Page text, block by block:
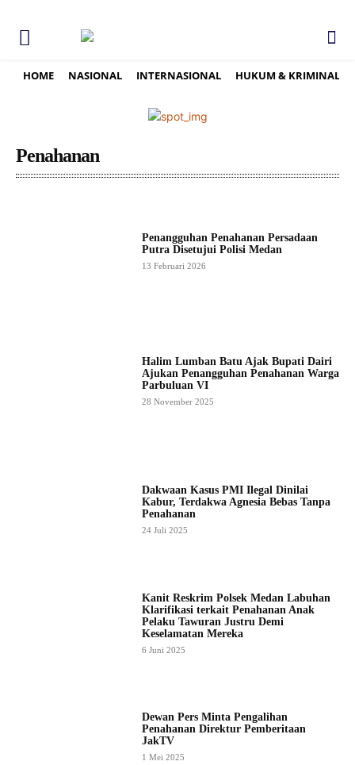
HOME NASIONAL INTERNASIONAL HUKUM & KRIMINAL
Penahanan
Penangguhan Penahanan Persadaan
Putra Disetujui Polisi Medan
13 Februari 2026
Halim Lumban Batu Ajak Bupati Dairi
Ajukan Penangguhan Penahanan Warga
Parbuluan VI
28 November 2025
Dakwaan Kasus PMI Ilegal Dinilai
Kabur, Terdakwa Agnesia Bebas Tanpa
Penahanan
24 Juli 2025
Kanit Reskrim Polsek Medan Labuhan
Klarifikasi terkait Penahanan Anak
Pelaku Tawuran Justru Demi
Keselamatan Mereka
6 Juni 2025
Dewan Pers Minta Pengalihan
Penahanan Direktur Pemberitaan
JakTV
1 Mei 2025